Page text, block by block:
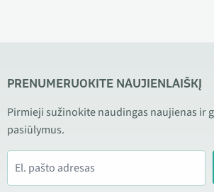
PRENUMERUOKITE NAUJIENLAIŠKĮ
Pirmieji sužinokite naudingas naujienas ir
pasiūlymus.